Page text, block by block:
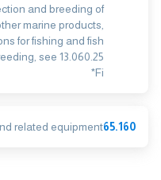
and breeding of
marine products,
for fishing and fish
see 13.060.25
*Fi
65.160
related equipment